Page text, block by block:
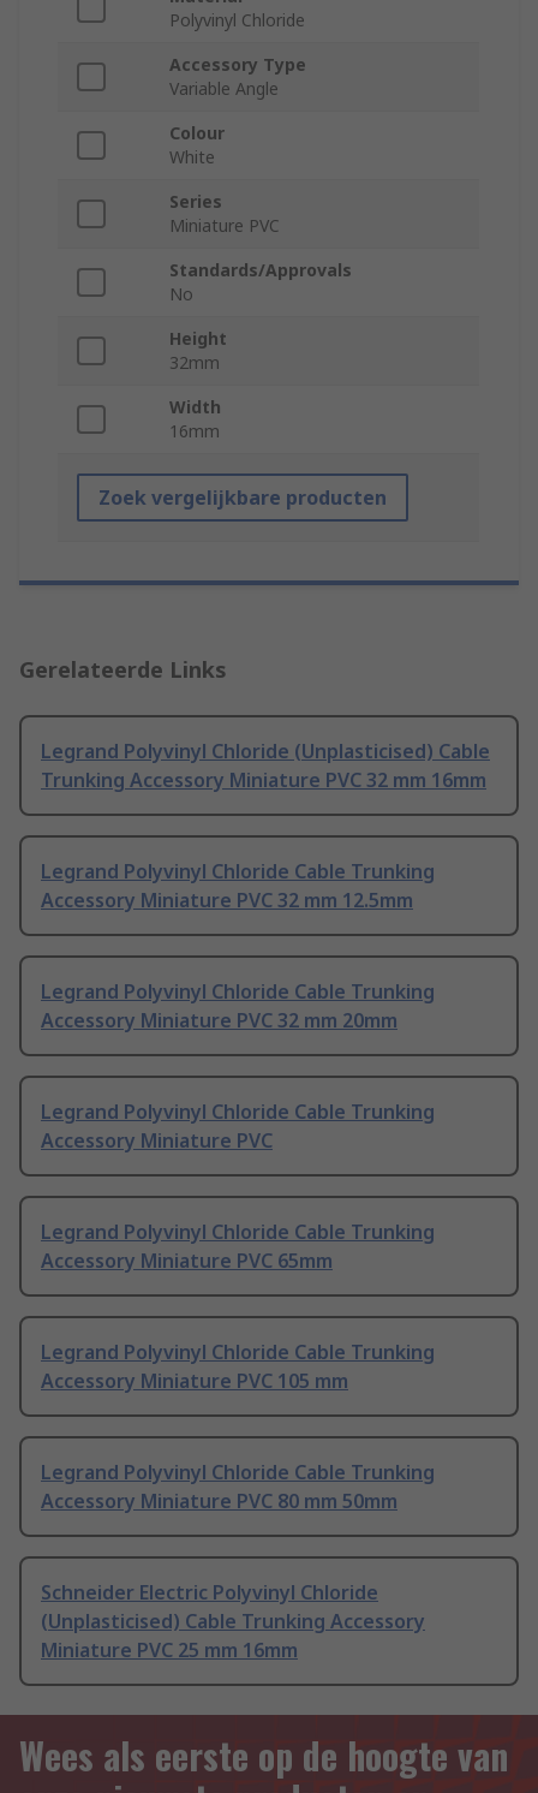
Polyvinyl Chloride
Accessory Type
Variable Angle
Colour
White
Series
Miniature PVC
Standards/Approvals
No
Height
32mm
Width
16mm
Zoek vergelijkbare producten
Gerelateerde Links
Legrand Polyvinyl Chloride (Unplasticised) Cable
Trunking Accessory Miniature PVC 32 mm 16mm
Legrand Polyvinyl Chloride Cable Trunking
Accessory Miniature PVC 32 mm 12.5mm
Legrand Polyvinyl Chloride Cable Trunking
Accessory Miniature PVC 32 mm 20mm
Legrand Polyvinyl Chloride Cable Trunking
Accessory Miniature PVC
Legrand Polyvinyl Chloride Cable Trunking
Accessory Miniature PVC 65mm
Legrand Polyvinyl Chloride Cable Trunking
Accessory Miniature PVC 105 mm
Legrand Polyvinyl Chloride Cable Trunking
Accessory Miniature PVC 80 mm 50mm
Schneider Electric Polyvinyl Chloride
(Unplasticised) Cable Trunking Accessory
Miniature PVC 25 mm 16mm
Wees als eerste op de hoogte van